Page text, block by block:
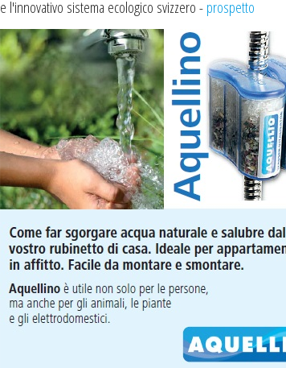
e l'innovativo sistema ecologico svizzero -prospetto